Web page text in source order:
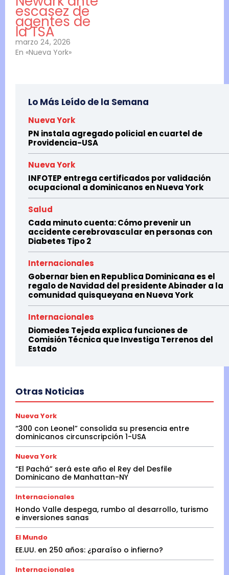
escasez de
agentes de
la TSA
marzo 24, 2026
En «Nueva York»
Lo Más Leído de la Semana
Nueva York
PN instala agregado policial en cuartel de
Providencia-USA
Nueva York
INFOTEP entrega certificados por validación
ocupacional a dominicanos en Nueva York
Salud
Cada minuto cuenta: Cómo prevenir un
accidente cerebrovascular en personas con
Diabetes Tipo 2
Internacionales
Gobernar bien en Republica Dominicana es el
regalo de Navidad del presidente Abinader a la
comunidad quisqueyana en Nueva York
Internacionales
Diomedes Tejeda explica funciones de
Comisión Técnica que Investiga Terrenos del
Estado
Otras Noticias
Nueva York
“300 con Leonel” consolida su presencia entre
dominicanos circunscripción 1-USA
Nueva York
“El Pachá” será este año el Rey del Desfile
Dominicano de Manhattan-NY
Internacionales
Hondo Valle despega, rumbo al desarrollo, turismo
e inversiones sanas
El Mundo
EE.UU. en 250 años: ¿paraíso o infierno?
Internacionales